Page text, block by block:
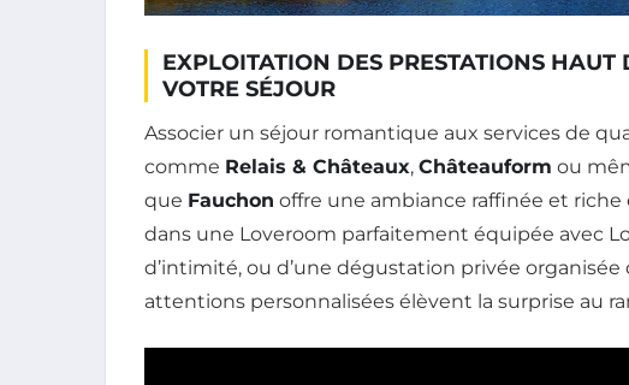
EXPLOITATION DES PRESTATIONS
VOTRE SÉJOUR
Associer un séjour romantique aux services de
comme Relais & Châteaux, Châteauform ou
que Fauchon offre une ambiance raffinée et riche
dans une Loveroom parfaitement équipée avec
d’intimité, ou d’une dégustation privée organisée
attentions personnalisées élèvent la surprise au